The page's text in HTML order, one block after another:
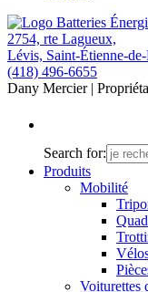
2754, rte Lagueux,
Lévis, Saint-Étienne-
(418) 496-6655
Dany Mercier|
Search for:
Produits
Mobilité
Voiturettes